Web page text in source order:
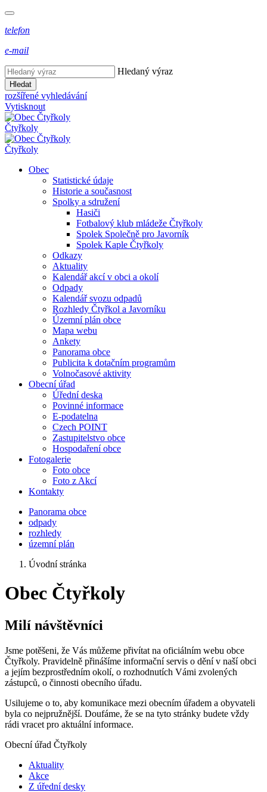
telefon
e-mail
Hledaný výraz
Hledat
rozšířené vyhledávání
Vytisknout
Čtyřkoly
Čtyřkoly
Obec
Statistické údaje
Historie a současnost
Spolky a sdružení
Hasiči
Fotbalový klub mládeže Čtyřkoly
Spolek Společně pro Javorník
Spolek Kaple Čtyřkoly
Odkazy
Aktuality
Kalendář akcí v obci a okolí
Odpady
Kalendář svozu odpadů
Rozhledy Čtyřkol a Javorníku
Územní plán obce
Mapa webu
Ankety
Panorama obce
Publicita k dotačním programům
Volnočasové aktivity
Obecní úřad
Úřední deska
Povinné informace
E-podatelna
Czech POINT
Zastupitelstvo obce
Hospodaření obce
Fotogalerie
Foto obce
Foto z Akcí
Kontakty
Panorama obce
odpady
rozhledy
územní plán
Úvodní stránka
Obec Čtyřkoly
Milí návštěvníci
Jsme potěšeni, že Vás můžeme přivítat na oficiálním webu obce
Čtyřkoly. Pravidelně přinášíme informační servis o dění v naší obci
a jejím bezprostředním okolí, o rozhodnutích Vámi zvolených
zástupců, o činnosti obecního úřadu.
Usilujeme o to, aby komunikace mezi obecním úřadem a obyvateli
byla co nejpružnější. Doufáme, že se na tyto stránky budete vždy
rádi vracet pro aktuální informace.
Obecní úřad Čtyřkoly
Aktuality
Akce
Z úřední desky